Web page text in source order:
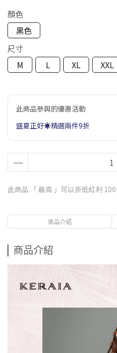
顏色
黑色
尺寸
M
L XL XXL
此商品參與的優惠活動
盛夏正好☀️精選兩件9折
此商品 「 最高 」可以折抵紅利 100
商品介紹
商品介紹